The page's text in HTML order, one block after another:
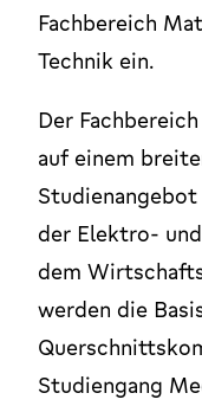
Fachbereich
Technik ein.
Der
auf einem
Studienangebot
der Elektro-
dem
werden die
Studiengang